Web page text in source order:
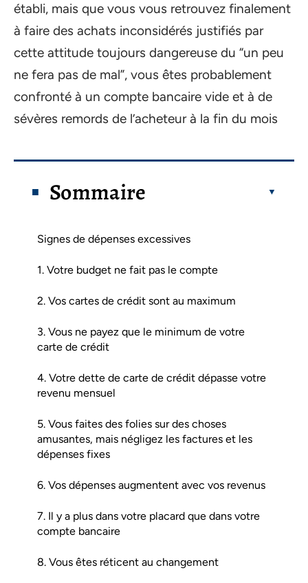
établi, mais que vous vous retrouvez finalement
à faire des achats inconsidérés justifiés par
cette attitude toujours dangereuse du “un peu
ne fera pas de mal”, vous êtes probablement
confronté à un compte bancaire vide et à de
sévères remords de l’acheteur à la fin du mois
Sommaire
Signes de dépenses excessives
1. Votre budget ne fait pas le compte
2. Vos cartes de crédit sont au maximum
3. Vous ne payez que le minimum de votre
carte de crédit
4. Votre dette de carte de crédit dépasse votre
revenu mensuel
5. Vous faites des folies sur des choses
amusantes, mais négligez les factures et les
dépenses fixes
6. Vos dépenses augmentent avec vos revenus
7. Il y a plus dans votre placard que dans votre
compte bancaire
8. Vous êtes réticent au changement